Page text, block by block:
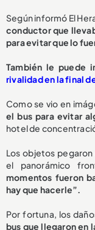
Según informó El
conductor que
para evitar que lo
También le puede
rivalidad en la final
Como se vio en
el bus para evitar
hotel de
Los objetos
el panorámico
momentos fueron
hay que hacerle”.
Por fortuna, los
bus que llegaron en